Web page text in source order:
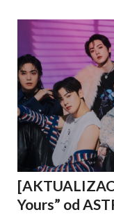
Yours” od